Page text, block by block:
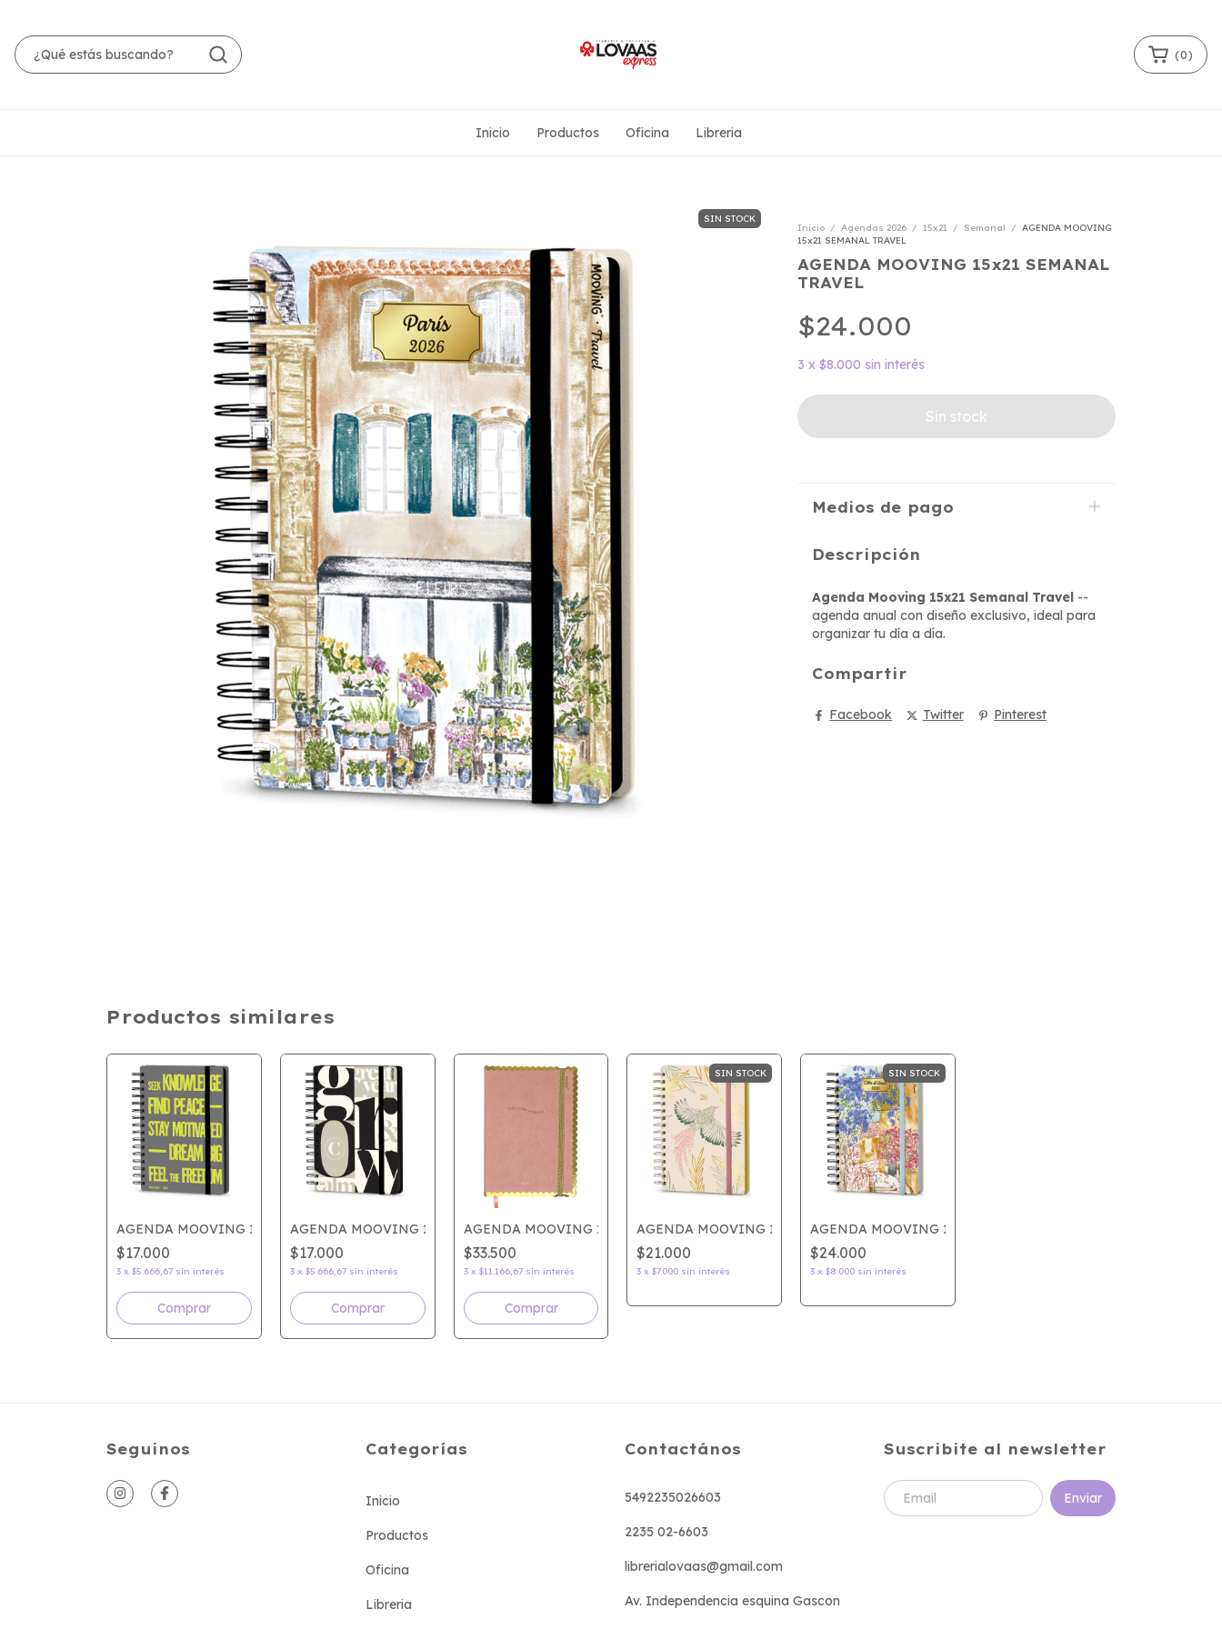
(0)
Inicio Productos Oficina Libreria
SIN STOCK
Inicio / Agendas 2026 / 15x21 / Semanal / AGENDA MOOVING
15x21 SEMANAL TRAVEL
AGENDA MOOVING 15x21 SEMANAL
TRAVEL
$24.000
3 x $8.000 sin interés
Medios de pago
Descripción
Agenda Mooving 15x21 Semanal Travel --
agenda anual con diseño exclusivo, ideal para
organizar tu día a día.
Compartir
Facebook Twitter Pinterest
Productos similares
AGENDA MOOVING 15x21 SEMANAL URBAN
$17.000
3 x $5.666,67 sin interés
AGENDA MOOVING 15x21 SEMANAL URBAN
$17.000
3 x $5.666,67 sin interés
AGENDA MOOVING 15x21 SEMANAL GLOW
$33.500
3 x $11.166,67 sin interés
SIN STOCK
AGENDA MOOVING 15x21 SEMANAL BOHO
$21.000
3 x$7.000 sin interés
SIN STOCK
AGENDA MOOVING 15x21 SEMANAL TRAVEL
$24.000
3 x$8.000 sin interés
Seguinos Categorías
Inicio
Productos
Oficina
Libreria
Contactános
5492235026603
2235 02-6603
librerialovaas@gmail.com
Av. Independencia esquina Gascon
Suscribite al newsletter